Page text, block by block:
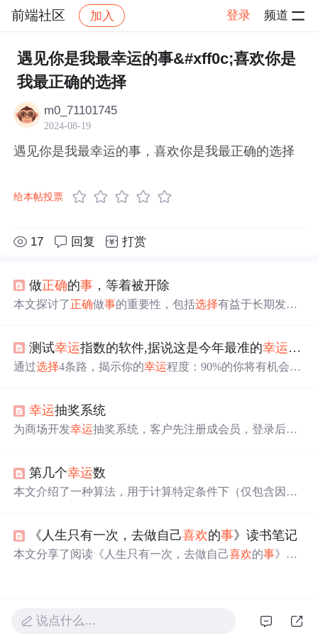
前端社区 加入 登录 频道
社区 前端社区 感慨 帖子详情
遇见你是我最幸运的事&#xff0c;喜欢你是
我最正确的选择
m0_71101745
2024-08-19
遇见你是我最幸运的事，喜欢你是我最正确的选择
给本帖投票
17 回复 打赏
做正确的事 ，等着被开除
本文探讨了正确做事的重要性，包括选择有益于长期发展
测试幸运指数的软件,据说这是今年最准的幸运指
通过选择4条路，揭示你的幸运程度：90%的你将有机会实
幸运抽奖系统
为商场开发幸运抽奖系统，客户先注册成会员，登录后可
奖，注册生成卡号，登录有三次输入机会，抽奖生成
数字判断是否为幸运 会员。
第几个幸运数
本文介绍了一种算法，用于计算特定条件下（仅包含因子
位置。《人生只有一次，去做自己喜欢的事》读书笔记
本文分享了阅读《人生只有一次，去做自己喜欢的事》后
说点什么…